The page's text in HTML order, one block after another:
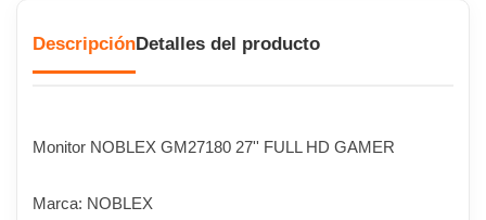
DescripciónDetalles del producto
Monitor NOBLEX GM27180 27'' FULL HD GAMER
Marca: NOBLEX